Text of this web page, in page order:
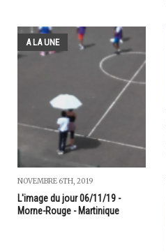
A LA UNE
NOVEMBRE 6TH, 2019
L'image du jour 06/11/19 -
Morne-Rouge - Martinique